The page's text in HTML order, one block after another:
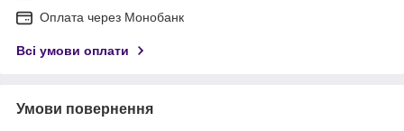
Оплата через Монобанк
Всі умови оплати
Умови повернення